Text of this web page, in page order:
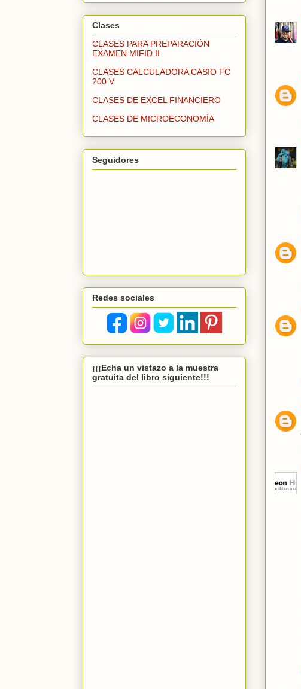
Clases
CLASES PARA PREPARACIÓN
EXAMEN MIFID II
CLASES CALCULADORA CASIO FC
200 V
CLASES DE EXCEL FINANCIERO
CLASES DE MICROECONOMÍA
Seguidores
Redes sociales
¡¡¡Echa un vistazo a la muestra
gratuita del libro siguiente!!!